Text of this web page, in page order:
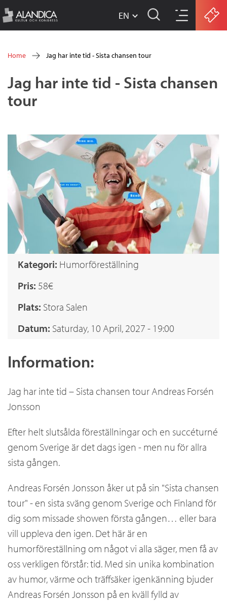
main
w
w
a
a
d
c
EN
You
are
here
Home Jag har inte tid - Sista chansen tour
Jag har inte tid - Sista chansen
tour
Kategori: Humorföreställning
Pris: 58€
Plats: Stora Salen
Datum: Saturday, 10 April, 2027 - 19:00
Information:
Jag har inte tid – Sista chansen tour Andreas Forsén
Jonsson
Efter helt slutsålda föreställningar och en succéturné
genom Sverige är det dags igen - men nu för allra
sista gången.
Andreas Forsén Jonsson åker ut på sin "Sista chansen
tour" - en sista sväng genom Sverige och Finland för
dig som missade showen första gången… eller bara
vill uppleva den igen. Det här är en
humorföreställning om något vi alla säger, men få av
oss verkligen förstår: tid. Med sin unika kombination
av humor, värme och träffsäker igenkänning bjuder
Andreas Forsén Jonsson på en kväll fylld av